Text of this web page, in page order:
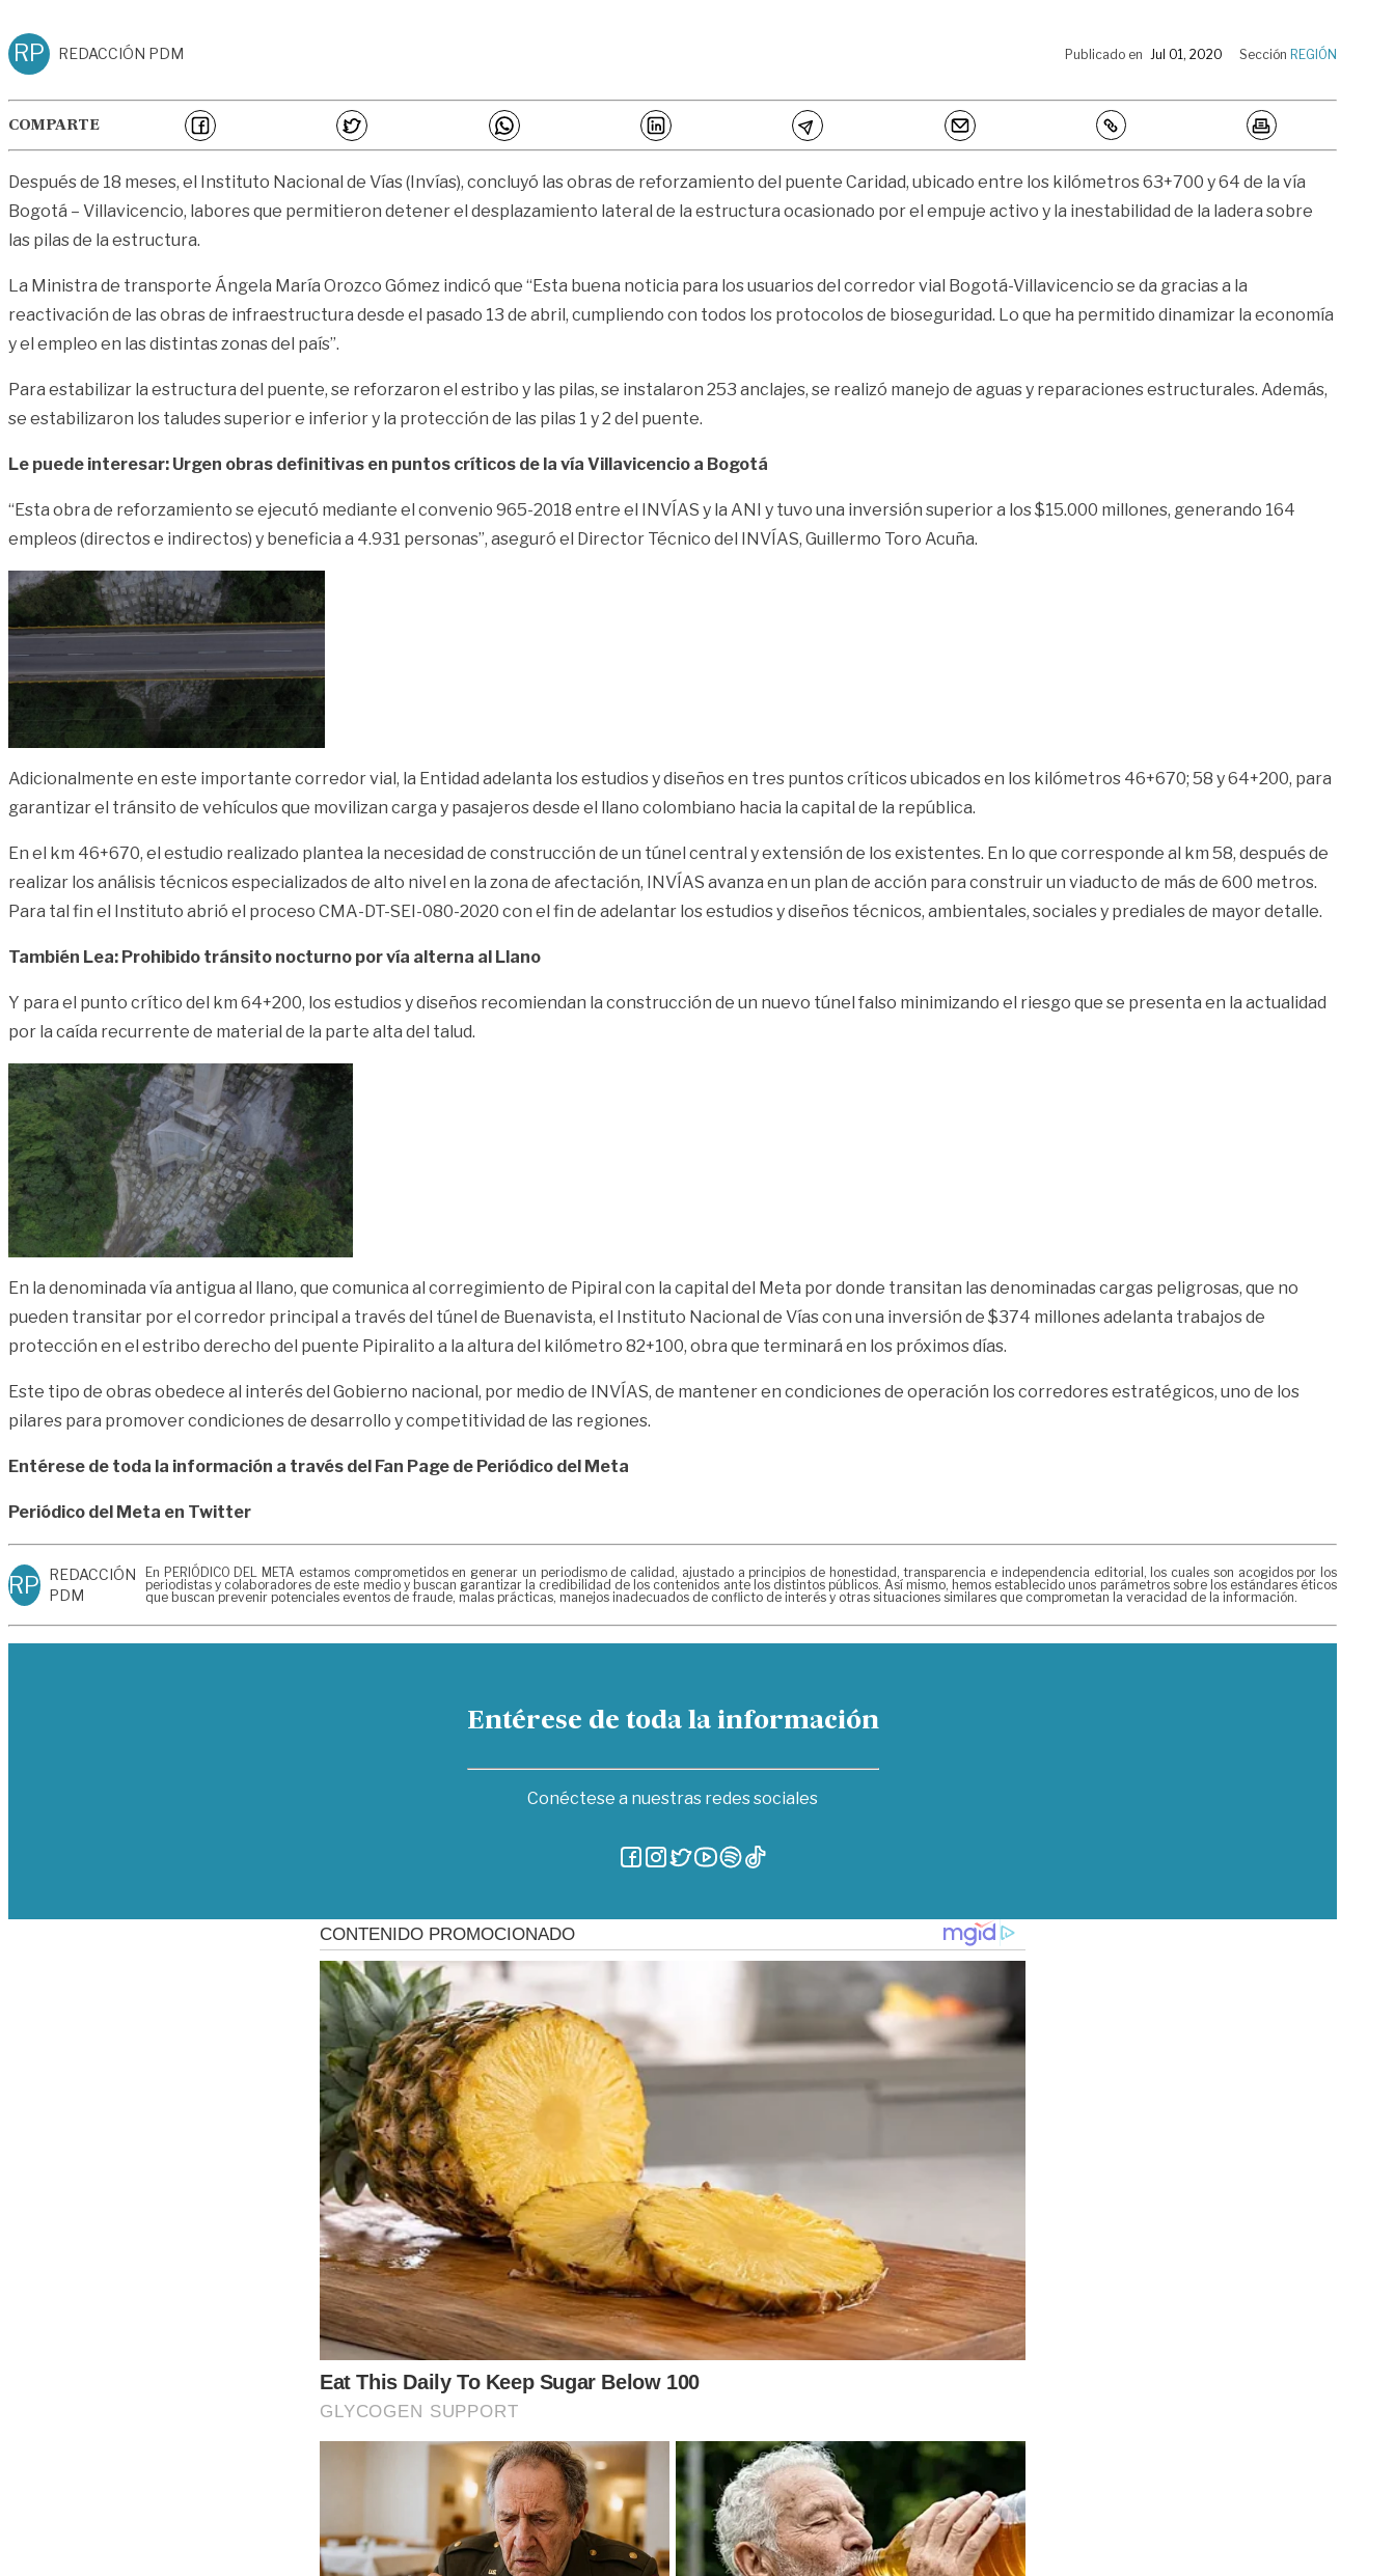
RP REDACCIÓN PDM Publicado en Jul 01, 2020 Sección REGIÓN
COMPARTE
Después de 18 meses, el Instituto Nacional de Vías (Invías), concluyó las obras de reforzamiento del puente Caridad, ubicado entre los kilómetros 63+700 y 64 de la vía
Bogotá – Villavicencio, labores que permitieron detener el desplazamiento lateral de la estructura ocasionado por el empuje activo y la inestabilidad de la ladera sobre
las pilas de la estructura.
La Ministra de transporte Ángela María Orozco Gómez indicó que “Esta buena noticia para los usuarios del corredor vial Bogotá-Villavicencio se da gracias a la
reactivación de las obras de infraestructura desde el pasado 13 de abril, cumpliendo con todos los protocolos de bioseguridad. Lo que ha permitido dinamizar la economía
y el empleo en las distintas zonas del país”.
Para estabilizar la estructura del puente, se reforzaron el estribo y las pilas, se instalaron 253 anclajes, se realizó manejo de aguas y reparaciones estructurales. Además,
se estabilizaron los taludes superior e inferior y la protección de las pilas 1 y 2 del puente.
Le puede interesar: Urgen obras definitivas en puntos críticos de la vía Villavicencio a Bogotá
“Esta obra de reforzamiento se ejecutó mediante el convenio 965-2018 entre el INVÍAS y la ANI y tuvo una inversión superior a los $15.000 millones, generando 164
empleos (directos e indirectos) y beneficia a 4.931 personas”, aseguró el Director Técnico del INVÍAS, Guillermo Toro Acuña.
Adicionalmente en este importante corredor vial, la Entidad adelanta los estudios y diseños en tres puntos críticos ubicados en los kilómetros 46+670; 58 y 64+200, para
garantizar el tránsito de vehículos que movilizan carga y pasajeros desde el llano colombiano hacia la capital de la república.
En el km 46+670, el estudio realizado plantea la necesidad de construcción de un túnel central y extensión de los existentes. En lo que corresponde al km 58, después de
realizar los análisis técnicos especializados de alto nivel en la zona de afectación, INVÍAS avanza en un plan de acción para construir un viaducto de más de 600 metros.
Para tal fin el Instituto abrió el proceso CMA-DT-SEI-080-2020 con el fin de adelantar los estudios y diseños técnicos, ambientales, sociales y prediales de mayor detalle.
También Lea: Prohibido tránsito nocturno por vía alterna al Llano
Y para el punto crítico del km 64+200, los estudios y diseños recomiendan la construcción de un nuevo túnel falso minimizando el riesgo que se presenta en la actualidad
por la caída recurrente de material de la parte alta del talud.
En la denominada vía antigua al llano, que comunica al corregimiento de Pipiral con la capital del Meta por donde transitan las denominadas cargas peligrosas, que no
pueden transitar por el corredor principal a través del túnel de Buenavista, el Instituto Nacional de Vías con una inversión de $374 millones adelanta trabajos de
protección en el estribo derecho del puente Pipiralito a la altura del kilómetro 82+100, obra que terminará en los próximos días.
Este tipo de obras obedece al interés del Gobierno nacional, por medio de INVÍAS, de mantener en condiciones de operación los corredores estratégicos, uno de los
pilares para promover condiciones de desarrollo y competitividad de las regiones.
Entérese de toda la información a través del Fan Page de Periódico del Meta
Periódico del Meta en Twitter
RP REDACCIÓN
PDM
En PERIÓDICO DEL META estamos comprometidos en generar un periodismo de calidad, ajustado a principios de honestidad, transparencia e independencia editorial, los cuales son acogidos por los
periodistas y colaboradores de este medio y buscan garantizar la credibilidad de los contenidos ante los distintos públicos. Así mismo, hemos establecido unos parámetros sobre los estándares éticos
que buscan prevenir potenciales eventos de fraude, malas prácticas, manejos inadecuados de conflicto de interés y otras situaciones similares que comprometan la veracidad de la información.
Entérese de toda la información
Conéctese a nuestras redes sociales